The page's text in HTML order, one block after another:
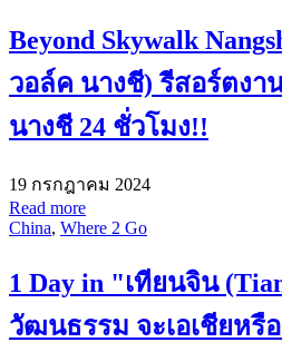
Beyond Skywalk
วอล์ค นางชี) รีสอร์ตงา
นางชี 24 ชั่วโมง!!
19 กรกฎาคม 2024
Read more
China, Where 2 Go
1 Day in "เทียนจิน
วัฒนธรรม จะเอเชียหรื